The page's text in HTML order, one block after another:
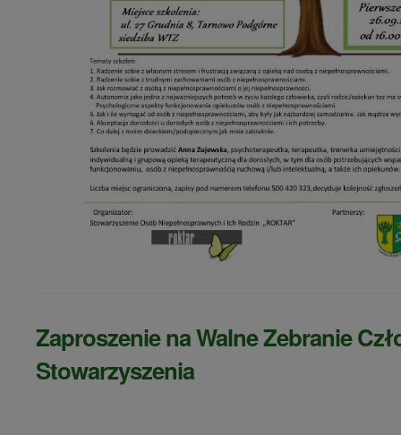
Zaproszenie na Walne Zebranie
Stowarzyszenia